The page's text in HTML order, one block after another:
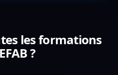
les formations
?